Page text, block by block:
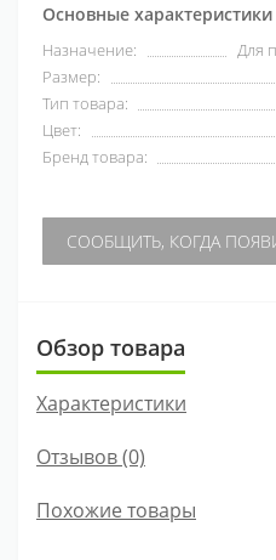
Основные характеристики
Назначение:
Для
Размер:
Тип товара:
Цвет:
Бренд товара:
СООБЩИТЬ, КОГДА
Обзор товара
Характеристики
Отзывов (0)
Похожие товары